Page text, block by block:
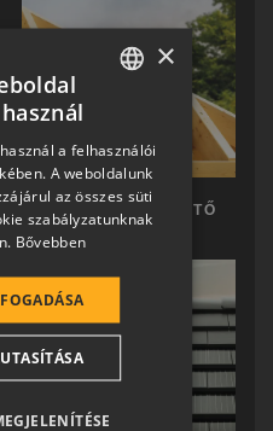
TERRÁN KÉSZTETŐ
HUNGARIAN
SLOVAK
GERMAN
ROMANIAN
CROATIAN
SR
RO-HU
×
a felhasználói
A weboldalunk
az összes süti
szabályzatunknak
Bővebben